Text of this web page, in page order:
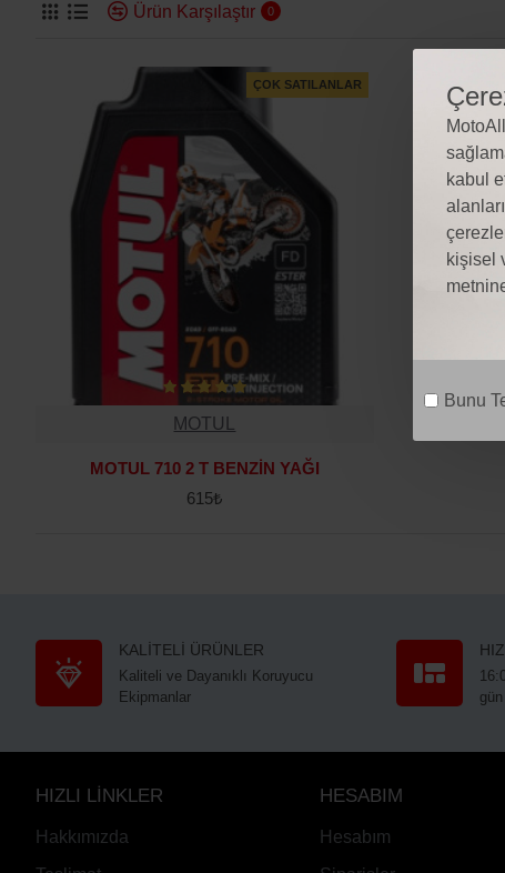
kabul
kişisel
Bunu
Ürün Karşılaştır 0
ÇOK SATILANLAR
MOTUL
MOTUL 710 2 T BENZİN YAĞI
615₺
KALİTELİ ÜRÜNLER
Kaliteli ve Dayanıklı Koruyucu
Ekipmanlar
HIZLI LİNKLER
Hakkımızda
HESABIM
Hesabım